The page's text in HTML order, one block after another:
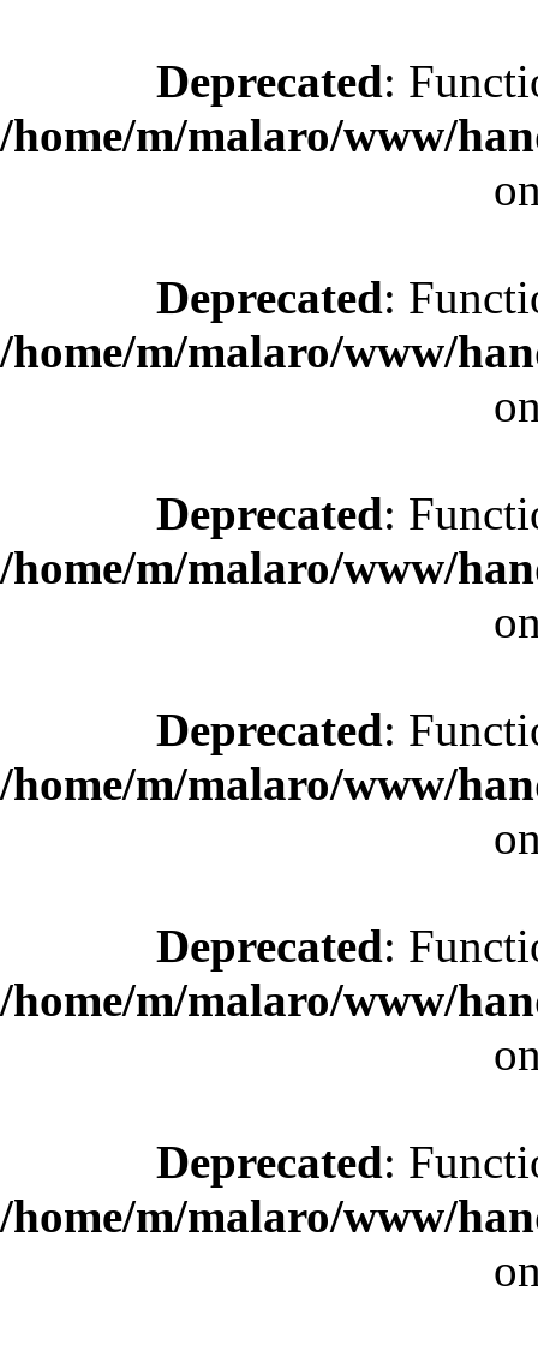
Deprecated:
/home/m/malaro/www/
Deprecated:
/home/m/malaro/www/
Deprecated:
/home/m/malaro/www/
Deprecated:
/home/m/malaro/www/
Deprecated:
/home/m/malaro/www/
Deprecated:
/home/m/malaro/www/